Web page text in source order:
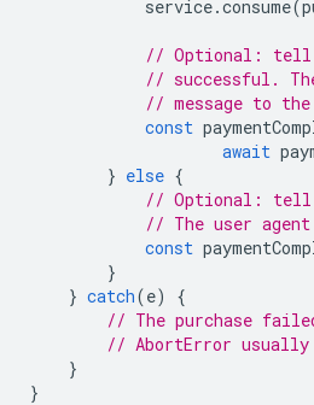
service.consume(
// Optional: tell
// successful.
// message to
const
await
} else {
// Optional: tell
// The user agent
const
}
} catch(e)
{
// The purchase
// AbortError usually
}
}